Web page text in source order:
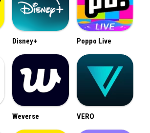
Disney+ Poppo Live
Weverse VERO